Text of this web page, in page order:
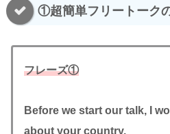
①超簡単フリートーク
フレーズ①
Before we start our talk, I
about your country.